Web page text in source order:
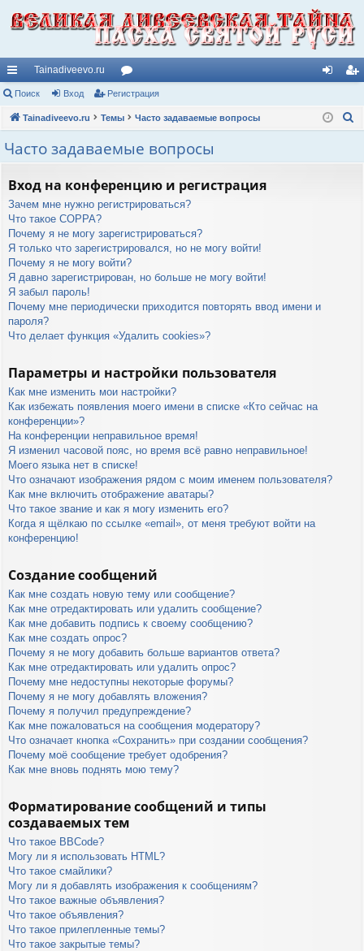
с
ы
лк
Tainadiveevo.ru
ор
ум д ис
Поиск Вход Регистрация
Tainadiveevo.ru Темы Часто задаваемые вопросы
Часто задаваемые вопросы
Вход на конференцию и регистрация
Зачем мне нужно регистрироваться?
Что такое COPPA?
Почему я не могу зарегистрироваться?
Я только что зарегистрировался, но не могу войти!
Почему я не могу войти?
Я давно зарегистрирован, но больше не могу войти!
Я забыл пароль!
Почему мне периодически приходится повторять ввод имени и
пароля?
Что делает функция «Удалить cookies»?
Параметры и настройки пользователя
Как мне изменить мои настройки?
Как избежать появления моего имени в списке «Кто сейчас на
конференции»?
На конференции неправильное время!
Я изменил часовой пояс, но время всё равно неправильное!
Моего языка нет в списке!
Что означают изображения рядом с моим именем пользователя?
Как мне включить отображение аватары?
Что такое звание и как я могу изменить его?
Когда я щёлкаю по ссылке «email», от меня требуют войти на
конференцию!
Создание сообщений
Как мне создать новую тему или сообщение?
Как мне отредактировать или удалить сообщение?
Как мне добавить подпись к своему сообщению?
Как мне создать опрос?
Почему я не могу добавить больше вариантов ответа?
Как мне отредактировать или удалить опрос?
Почему мне недоступны некоторые форумы?
Почему я не могу добавлять вложения?
Почему я получил предупреждение?
Как мне пожаловаться на сообщения модератору?
Что означает кнопка «Сохранить» при создании сообщения?
Почему моё сообщение требует одобрения?
Как мне вновь поднять мою тему?
Форматирование сообщений и типы
создаваемых тем
Что такое BBCode?
Могу ли я использовать HTML?
Что такое смайлики?
Могу ли я добавлять изображения к сообщениям?
Что такое важные объявления?
Что такое объявления?
Что такое прилепленные темы?
Что такое закрытые темы?